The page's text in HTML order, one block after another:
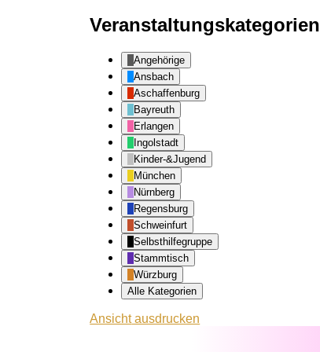
Veranstaltungskategorien
Angehörige
Ansbach
Aschaffenburg
Bayreuth
Erlangen
Ingolstadt
Kinder-&Jugend
München
Nürnberg
Regensburg
Schweinfurt
Selbsthilfegruppe
Stammtisch
Würzburg
Alle Kategorien
Ansichtausdrucken